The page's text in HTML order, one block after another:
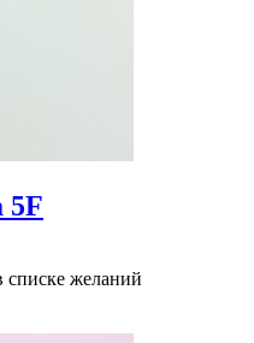
5F
списке желаний